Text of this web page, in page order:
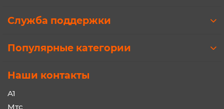
Служба поддержки
Популярные категории
Наши контакты
A1
Мтс